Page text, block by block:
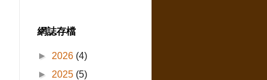
網誌存檔
► 2026 (4)
► 2025 (5)